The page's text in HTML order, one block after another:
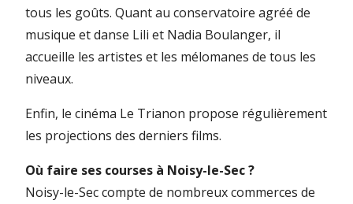
tous les goûts. Quant au conservatoire agréé de
musique et danse Lili et Nadia Boulanger, il
accueille les artistes et les mélomanes de tous les
niveaux.
Enfin, le cinéma Le Trianon propose régulièrement
les projections des derniers films.
Où faire ses courses à Noisy-le-Sec ?
Noisy-le-Sec compte de nombreux commerces de